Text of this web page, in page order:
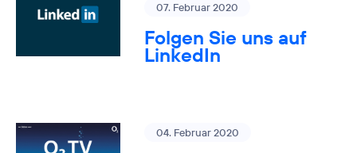
07. Februar 2020
Folgen Sie uns auf
LinkedIn
04. Februar 2020